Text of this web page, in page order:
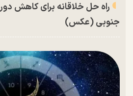
راه حل خلاقانه برای کاهش
جنوبی (عکس)